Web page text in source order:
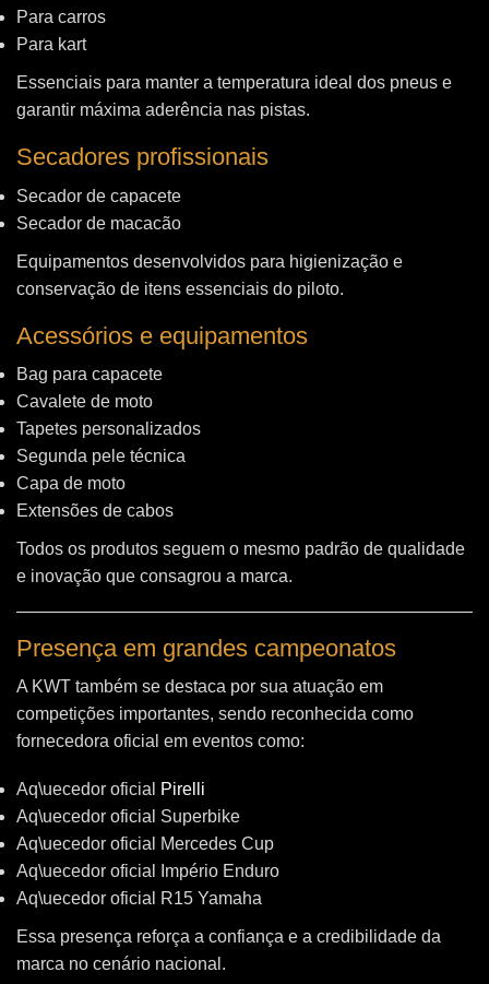
Para carros
Para kart
Essenciais para manter a temperatura ideal dos pneus e
garantir máxima aderência nas pistas.
Secadores profissionais
Secador de capacete
Secador de macacão
Equipamentos desenvolvidos para higienização e
conservação de itens essenciais do piloto.
Acessórios e equipamentos
Bag para capacete
Cavalete de moto
Tapetes personalizados
Segunda pele técnica
Capa de moto
Extensões de cabos
Todos os produtos seguem o mesmo padrão de qualidade
e inovação que consagrou a marca.
Presença em grandes campeonatos
A KWT também se destaca por sua atuação em
competições importantes, sendo reconhecida como
fornecedora oficial em eventos como:
Aq\uecedor oficial
Pirelli
Aq\uecedor oficial Superbike
Aq\uecedor oficial Mercedes Cup
Aq\uecedor oficial Império Enduro
Aq\uecedor oficial R15 Yamaha
Essa presença reforça a confiança e a credibilidade da
marca no cenário nacional.